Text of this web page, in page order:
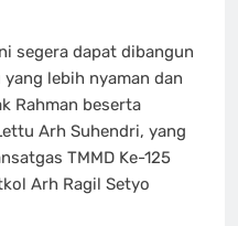
segera dapat dibangun
lebih nyaman dan
Rahman beserta
Arh Suhendri, yang
TMMD Ke-125
Arh Ragil Setyo